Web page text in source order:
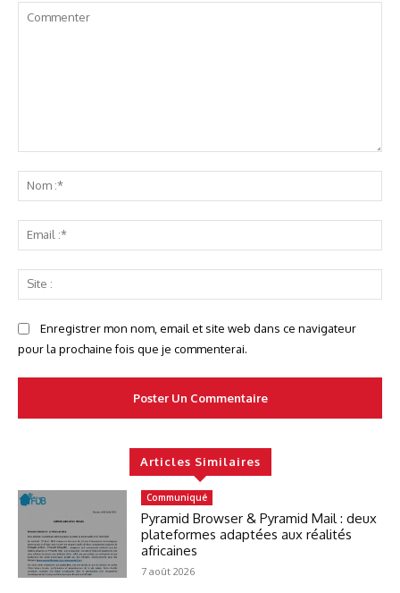
:*
:*
:
Enregistrer mon nom, email et site web dans ce navigateur
pour la prochaine fois que je commenterai.
Articles Similaires
Communiqué
Pyramid Browser & Pyramid Mail : deux
plateformes adaptées aux réalités
africaines
7 août 2026